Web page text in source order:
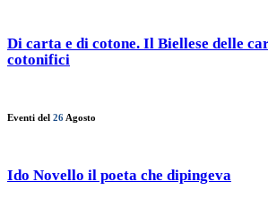
Di carta e di cotone. Il Biellese delle
cotonifici
Eventi del 26 Agosto
Ido Novello il poeta che dipingeva